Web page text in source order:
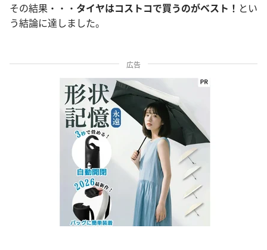
その結果・・・ タイヤはコストコで買うのがベスト！ とい
う結論に達しました。
広告